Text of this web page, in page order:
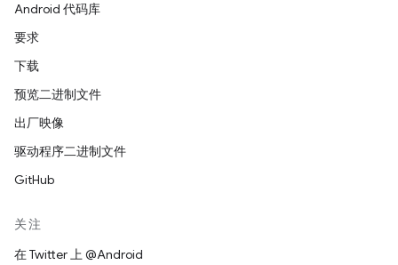
Android 代码库
要求
下载
预览二进制文件
出厂映像
驱动程序二进制文件
GitHub
关注
在 Twitter 上 @Android